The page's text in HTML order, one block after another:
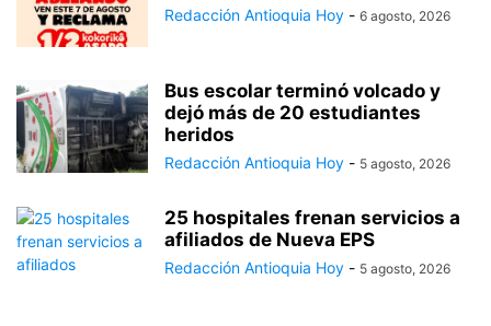
Redacción Antioquia Hoy - 6 agosto, 2026
Bus escolar terminó volcado y
dejó más de 20 estudiantes
heridos
Redacción Antioquia Hoy - 5 agosto, 2026
25 hospitales frenan servicios a
afiliados de Nueva EPS
Redacción Antioquia Hoy - 5 agosto, 2026